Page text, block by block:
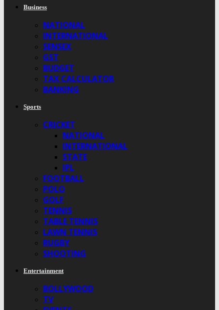
Business
NATIONAL
INTERNATIONAL
SENSEX
GST
BUDGET
TAX CALCULATOR
BANKING
Sports
CRICKET
NATIONAL
INTERNATIONAL
STATE
IPL
FOOTBALL
POLO
GOLF
TENNIS
TABLE TENNIS
LAWN TENNIS
RUGBY
SHOOTING
Entertainment
BOLLYWOOD
TV